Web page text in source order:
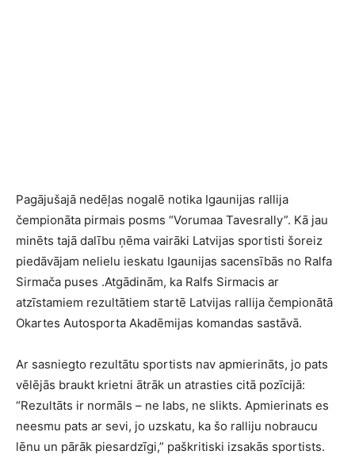
Pagājušajā nedēļas nogalē notika Igaunijas rallija
čempionāta pirmais posms “Vorumaa Tavesrally”. Kā jau
minēts tajā dalību ņēma vairāki Latvijas sportisti šoreiz
piedāvājam nelielu ieskatu Igaunijas sacensībās no Ralfa
Sirmača puses .Atgādinām, ka Ralfs Sirmacis ar
atzīstamiem rezultātiem startē Latvijas rallija čempionātā
Okartes Autosporta Akadēmijas komandas sastāvā.
Ar sasniegto rezultātu sportists nav apmierināts, jo pats
vēlējās braukt krietni ātrāk un atrasties citā pozīcijā:
“Rezultāts ir normāls – ne labs, ne slikts. Apmierinats es
neesmu pats ar sevi, jo uzskatu, ka šo ralliju nobraucu
lēnu un pārāk piesardzīgi,” paškritiski izsakās sportists.